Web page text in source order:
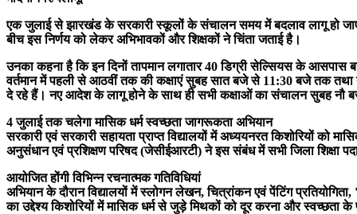
एक जुलाई से झारखंड के सरकारी स्कूलों के संचालन समय में बदलाव लागू हो
बीच इस निर्णय को लेकर अभिभावकों और शिक्षकों ने चिंता जताई है।
उनका कहना है कि इन दिनों तापमान लगातार 40 डिग्री सेल्सियस के
वर्तमान में पहली से आठवीं तक की कक्षाएं सुबह सात बजे से 11:30 बजे तक तथा
दे रहे हैं। नए आदेश के लागू होने के साथ ही सभी कक्षाओं का संचालन सुबह नौ
4 जुलाई तक चलेगा मासिक धर्म स्वच्छता जागरूकता अभियान
सरकारी एवं सरकारी सहायता प्राप्त विद्यालयों में अध्ययनरत किशोरियों
अनुसंधान एवं प्रशिक्षण परिषद (जेसीईआरटी) ने इस संबंध में सभी जिला शिक्षा
आयोजित होंगी विभिन्न रचनात्मक गतिविधियां
अभियान के दौरान विद्यालयों में स्लोगन लेखन, चित्रांकन एवं पेंटिंग
का उद्देश्य किशोरियों में मासिक धर्म से जुड़े मिथकों को दूर करना और स्वच्छता के